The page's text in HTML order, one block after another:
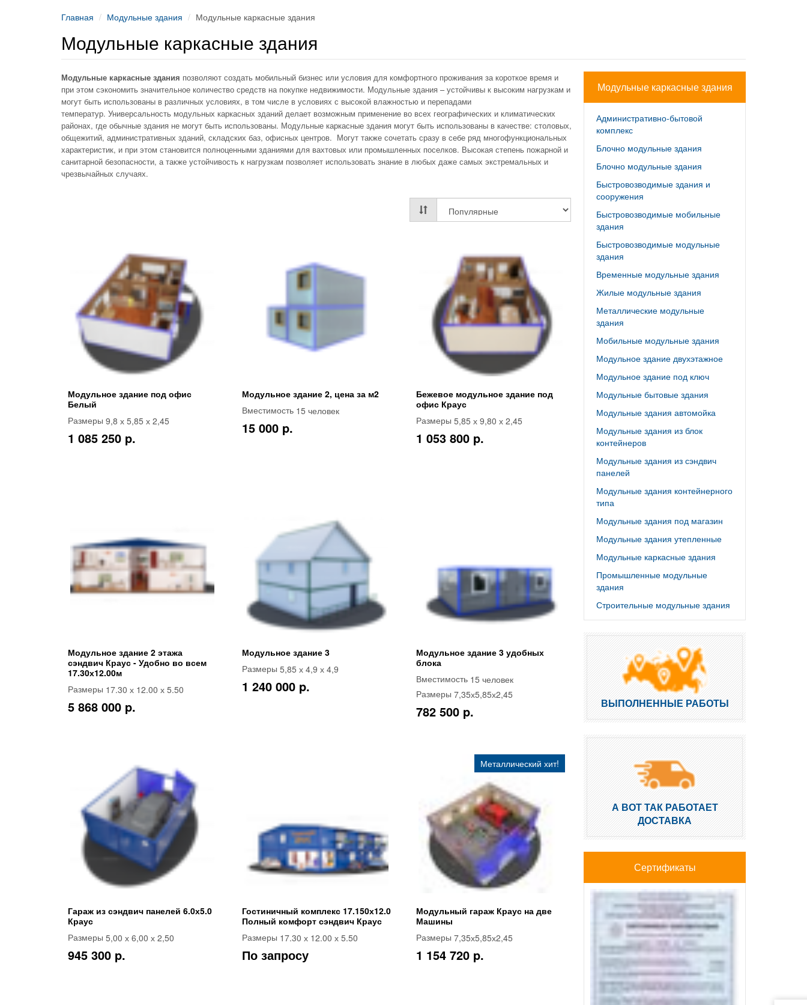
Главная Модульные здания Модульные каркасные здания
Модульные каркасные здания
Модульные каркасные здания позволяют создать мобильный бизнес или условия для комфортного проживания за короткое время и
при этом сэкономить значительное количество средств на покупке недвижимости. Модульные здания – устойчивы к высоким нагрузкам и
могут быть использованы в различных условиях, в том числе в условиях с высокой влажностью и перепадами
температур. Универсальность модульных каркасных зданий делает возможным применение во всех географических и климатических
районах, где обычные здания не могут быть использованы. Модульные каркасные здания могут быть использованы в качестве: столовых,
общежитий, административных зданий, складских баз, офисных центров. Могут также сочетать сразу в себе ряд многофункциональных
характеристик, и при этом становится полноценными зданиями для вахтовых или промышленных поселков. Высокая степень пожарной и
санитарной безопасности, а также устойчивость к нагрузкам позволяет использовать знание в любых даже самых экстремальных и
чрезвычайных случаях.
Модульное здание под офис
Белый
Размеры 9,8 х 5,85 х 2,45
1 085 250 p.
Модульное здание 2, цена за м2
Вместимость 15 человек
15 000 p.
Бежевое модульное здание под
офис Краус
Размеры 5,85 х 9,80 х 2,45
1 053 800 p.
Модульное здание 2 этажа
сэндвич Краус - Удобно во всем
17.30х12.00м
Размеры 17.30 х 12.00 х 5.50
5 868 000 p.
Модульное здание 3
Размеры 5,85 х 4,9 х 4,9
1 240 000 p.
Модульное здание 3 удобных
блока
Вместимость 15 человек
Размеры 7,35х5,85х2,45
782 500 p.
Гараж из сэндвич панелей 6.0х5.0
Краус
Размеры 5,00 х 6,00 х 2,50
945 300 p.
Гостиничный комплекс 17.150х12.0
Полный комфорт сэндвич Краус
Размеры 17.30 х 12.00 х 5.50
По запросу
Металлический хит!
Модульный гараж Краус на две
Машины
Размеры 7,35х5,85х2,45
1 154 720 p.
Модульные каркасные здания
Административно-бытовой
комплекс
Блочно модульные здания
Блочно модульные здания
Быстровозводимые здания и
сооружения
Быстровозводимые мобильные
здания
Быстровозводимые модульные
здания
Временные модульные здания
Жилые модульные здания
Металлические модульные
здания
Мобильные модульные здания
Модульное здание двухэтажное
Модульное здание под ключ
Модульные бытовые здания
Модульные здания автомойка
Модульные здания из блок
контейнеров
Модульные здания из сэндвич
панелей
Модульные здания контейнерного
типа
Модульные здания под магазин
Модульные здания утепленные
Модульные каркасные здания
Промышленные модульные
здания
Строительные модульные здания
ВЫПОЛНЕННЫЕ РАБОТЫ
А ВОТ ТАК РАБОТАЕТ
ДОСТАВКА
Сертификаты